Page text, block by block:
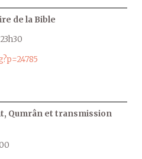
de la Bible
23h30
Qumrân et transmission